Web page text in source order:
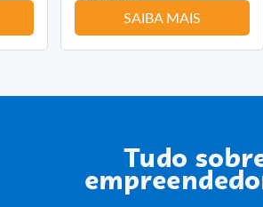
SAIBA MAIS